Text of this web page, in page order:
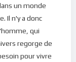
il quelque chose
je suis en paix
est-ce une
ce qu’une
un monde
Il n'y a donc
qui
regorge de
pour vivre